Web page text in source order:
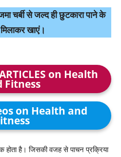
चर्बी से जल्द ही छुटकारा पाने के
खाएं।
on Health
Fitness
on Health and
होता है। जिसकी वजह से पाचन प्रक्रिया